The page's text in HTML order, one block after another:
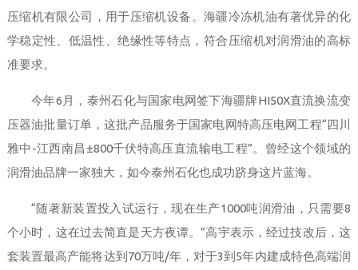
压缩机有限公司，用于压缩机设备。海疆冷冻机油有著优异的化
学稳定性、低温性、绝缘性等特点，符合压缩机对润滑油的高标
准要求。
今年6月，泰州石化与国家电网签下海疆牌HI50X直流换流变
压器油批量订单，这批产品服务于国家电网特高压电网工程“四川
雅中-江西南昌±800千伏特高压直流输电工程”。曾经这个领域的
润滑油品牌一家独大，如今泰州石化也成功跻身这片蓝海。
“随著新装置投入试运行，现在生产1000吨润滑油，只需要8
个小时，这在过去简直是天方夜谭。”高宇表示，经过技改后，这
套装置最高产能将达到70万吨/年，对于3到5年内建成特色高端润